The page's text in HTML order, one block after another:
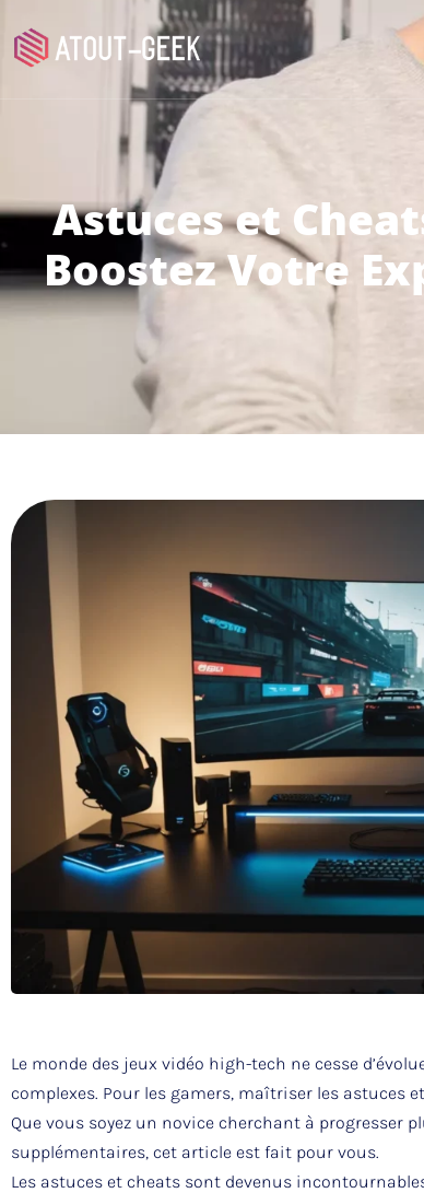
Astuces et
Boostez Votre
Le monde des jeux vidéo high-tech ne cesse
complexes. Pour les gamers, maîtriser les astuces
Que vous soyez un novice cherchant à progresser
supplémentaires, cet article est fait pour vous.
Les astuces et cheats sont devenus